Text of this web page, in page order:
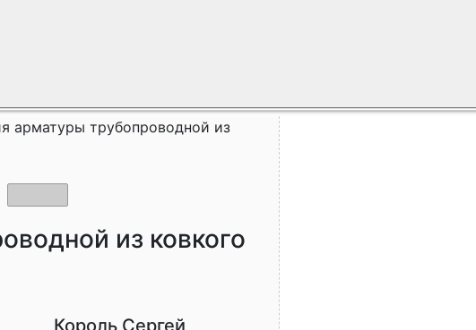
арматуры трубопроводной из
из ковкого
Король Сергей